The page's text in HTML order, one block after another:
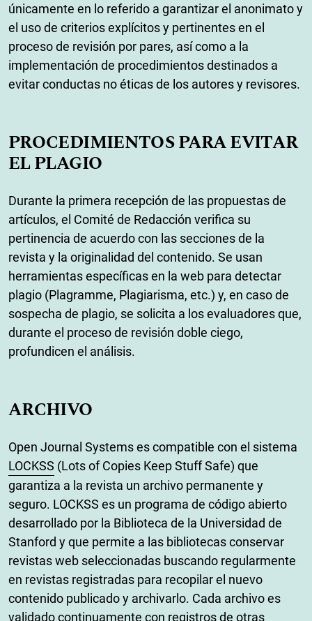
únicamente en lo referido a garantizar el anonimato y
el uso de criterios explícitos y pertinentes en el
proceso de revisión por pares, así como a la
implementación de procedimientos destinados a
evitar conductas no éticas de los autores y revisores.
PROCEDIMIENTOS PARA EVITAR
EL PLAGIO
Durante la primera recepción de las propuestas de
artículos, el Comité de Redacción verifica su
pertinencia de acuerdo con las secciones de la
revista y la originalidad del contenido. Se usan
herramientas específicas en la web para detectar
plagio (Plagramme, Plagiarisma, etc.) y, en caso de
sospecha de plagio, se solicita a los evaluadores que,
durante el proceso de revisión doble ciego,
profundicen el análisis.
ARCHIVO
Open Journal Systems es compatible con el sistema
LOCKSS (Lots of Copies Keep Stuff Safe) que
garantiza a la revista un archivo permanente y
seguro. LOCKSS es un programa de código abierto
desarrollado por la Biblioteca de la Universidad de
Stanford y que permite a las bibliotecas conservar
revistas web seleccionadas buscando regularmente
en revistas registradas para recopilar el nuevo
contenido publicado y archivarlo. Cada archivo es
validado continuamente con registros de otras